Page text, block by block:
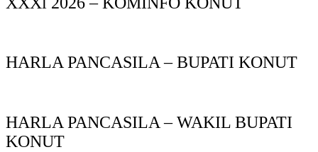
HARLA PANCASILA – BUPATI KONUT
HARLA PANCASILA – WAKIL BUPATI
KONUT